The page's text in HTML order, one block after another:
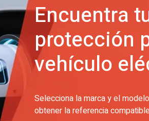
Encuentra
protección
vehículo
Selecciona la marca y el
obtener la referencia